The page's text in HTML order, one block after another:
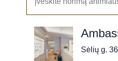
Sėlių g.